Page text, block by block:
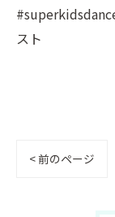
スト
< 前のページ